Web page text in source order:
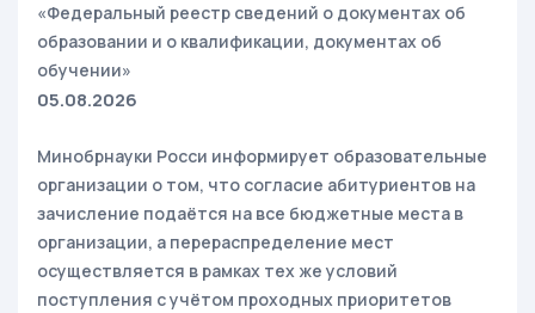
«Федеральный реестр сведений о документах об
образовании и о квалификации, документах об
обучении»
05.08.2026
Минобрнауки Росси информирует образовательные
организации о том, что согласие абитуриентов на
зачисление подаётся на все бюджетные места в
организации, а перераспределение мест
осуществляется в рамках тех же условий
поступления с учётом проходных приоритетов